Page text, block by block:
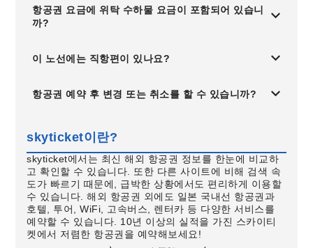
항공권 요금에 위탁 수하물 요금이 포함되어 있습니
까?
이 노선에는 직항편이 있나요?
항공권 예약 후 변경 또는 취소를 할 수 있습니까?
skyticket이란?
skyticket에서는 최신 해외 항공권 정보를 한눈에 비교하
고 확인할 수 있습니다. 또한 다른 사이트에 비해 검색 속
도가 빠르기 때문에, 급박한 상황에서도 편리하게 이용할
수 있습니다. 해외 항공권 외에도 일본 국내선 항공권과
호텔, 투어, WiFi, 고속버스, 렌터카 등 다양한 서비스를
예약할 수 있습니다. 10년 이상의 실적을 가진 스카이티
켓에서 저렴한 항공권을 예약해보세요!